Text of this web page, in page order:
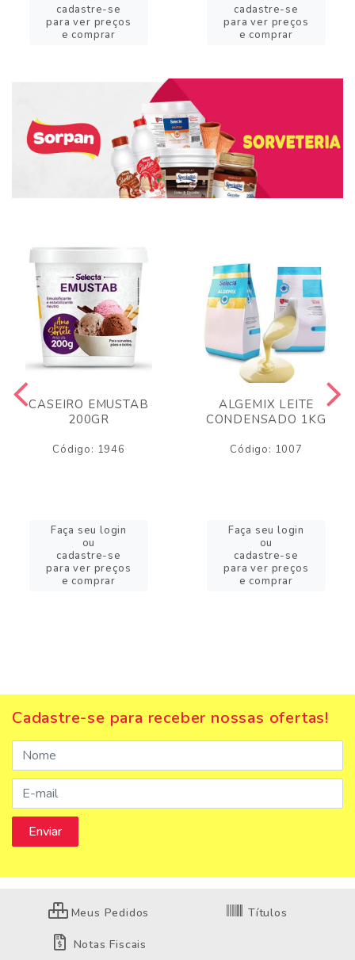
cadastre-se
para ver preços
e comprar
cadastre-se
para ver preços
e comprar
CASEIRO EMUSTAB
200GR
Código: 1946
Faça seu login
ou
cadastre-se
para ver preços
e comprar
ALGEMIX LEITE
CONDENSADO 1KG
Código: 1007
Faça seu login
ou
cadastre-se
para ver preços
e comprar
Cadastre-se para receber nossas ofertas!
Meus Pedidos Títulos
Notas Fiscais